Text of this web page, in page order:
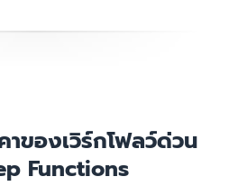
าของเวิร์กโฟลว์ด่วน
Functions